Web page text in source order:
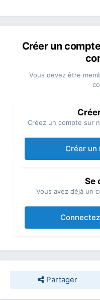
Créer un
Vous devez être
Créez un compte sur
Créer un
Se
Vous avez déjà un
Partager